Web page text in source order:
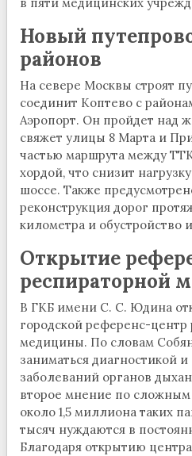
Новый
районов
На севере Москвы строят
соединит Коптево с
Аэропорт. Он пройдет над
свяжет улицы 8 Марта и
частью маршрута между
хордой, что снизит
шоссе. Также
реконструкция дорог
километра и обустройство
Открытие
респираторной
В ГКБ имени С. С. Юдина
городской референс-центр
медицины. По словам
заниматься диагностикой
заболеваний органов
второе мнение по сложным
около 1,5 миллиона таких
тысяч нуждаются в
Благодаря открытию